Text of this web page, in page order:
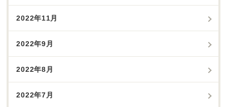
2022年11月
2022年9月
2022年8月
2022年7月